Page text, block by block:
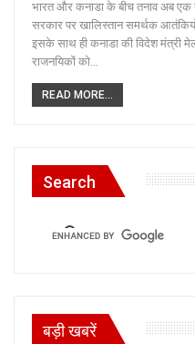
भारत और कनाडा के बीच तनाव अब
सरकार पर खालिस्तान समर्थक
इसके साथ ही कनाडा की विदेश मंत्री
राजनयिकों को…
READ MORE...
Search
बड़ी खबरें